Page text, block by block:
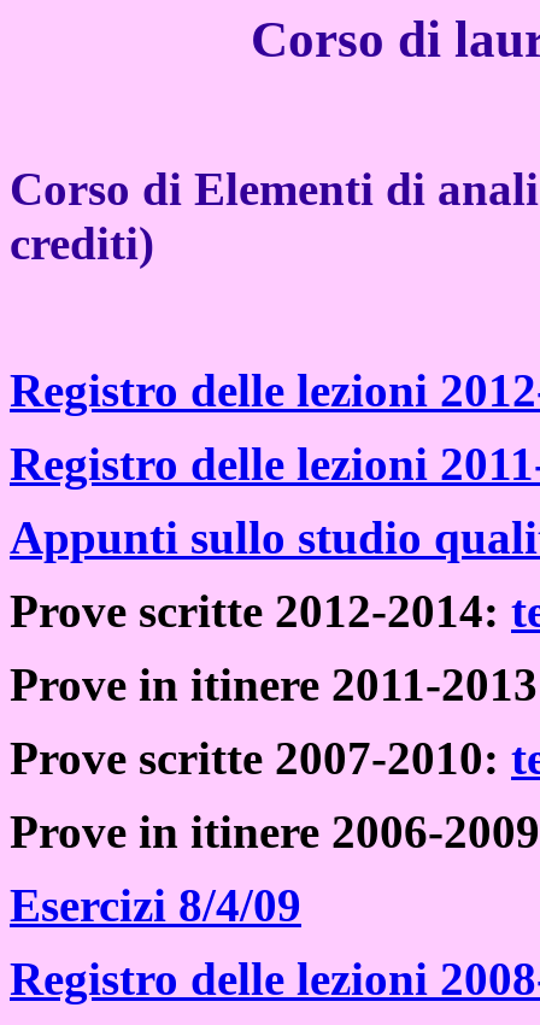
Corso di
Corso di Elementi di
crediti)
Registro delle lezioni
Registro delle lezioni
Appunti sullo studio
Prove scritte 2012-2014:
Prove in itinere 2011-
Prove scritte 2007-2010:
Prove in itinere 2006-
Esercizi 8/4/09
Registro delle lezioni